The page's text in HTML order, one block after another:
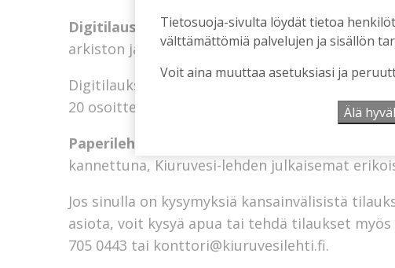
Digitilaus sisältääKiuruvesilehti.fi:n
arkiston ja tulevaisuudessa sähköpostiin
Digitilaukseen kuuluva Kiuruvesi-lehden
20 osoitteessa kiuruvesilehti.fi/nakoislehti.
Paperilehtitilaus
kannettuna, Kiuruvesi-lehden julkaisemat
Jos sinulla on kysymyksiä kansainvälisistä
asiota, voit kysyä apua tai tehdä tilaukset
705 0443 tai konttori@kiuruvesilehti.fi.
Tietosuoja-sivulta löydät tietoa
välttämättömiä palvelujen ja sisällön
Voit aina muuttaa asetuksiasi ja
Älä